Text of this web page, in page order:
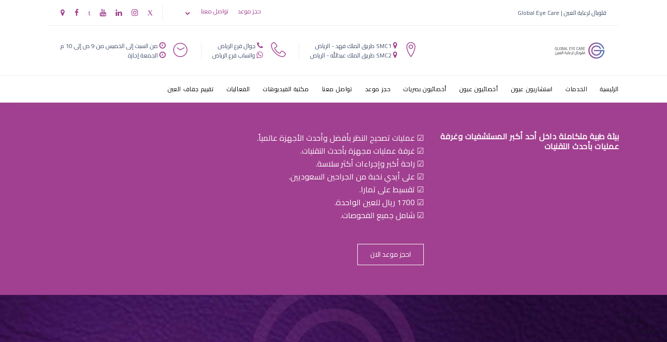
قلوبال لرعاية العين | Global Eye Care حجز موعد تواصل معنا
SMC1 طريق الملك فهد - الرياض
SMC2 طريق الملك عبدالله - الرياض
جوال فرع الرياض
واتساب فرع الرياض
من السبت إلى الخميس من 9 ص إلى 10 م
الجمعة إجازة
الرئيسية الخدمات استشاريون عيون أخصائيون عيون أخصائيون بصريات حجز موعد تواصل معنا مكتبة الفيديوهات الفعاليات تقييم جفاف العين
بيئة طبية متكاملة داخل أحد أكبر المستشفيات وغرفة
عمليات بأحدث التقنيات
☑ عمليات تصحيح النظر بأفضل وأحدث الأجهزة عالمياً.
☑ غرفة عمليات مجهزة بأحدث التقنيات.
☑ راحة أكبر وإجراءات أكثر سلاسة.
☑ على أيدي نخبة من الجراحين السعوديين.
☑ تقسيط على تمارا.
☑ 1700 ريال للعين الواحدة.
☑ شامل جميع الفحوصات.
احجز موعد الان